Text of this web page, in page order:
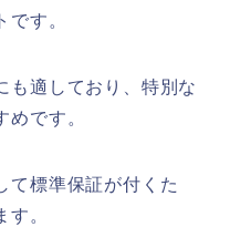
す。
も適しており、特別な
です。
て標準保証が付くた
。